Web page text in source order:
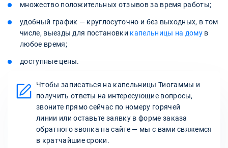
множество положительных отзывов за время работы;
удобный график — круглосуточно и без выходных, в том
числе, выезды для постановки капельницы на дому в
любое время;
доступные цены.
Чтобы записаться на капельницы Тиогаммы и
получить ответы на интересующие вопросы,
звоните прямо сейчас по номеру горячей
линии или оставьте заявку в форме заказа
обратного звонка на сайте — мы с вами свяжемся
в кратчайшие сроки.